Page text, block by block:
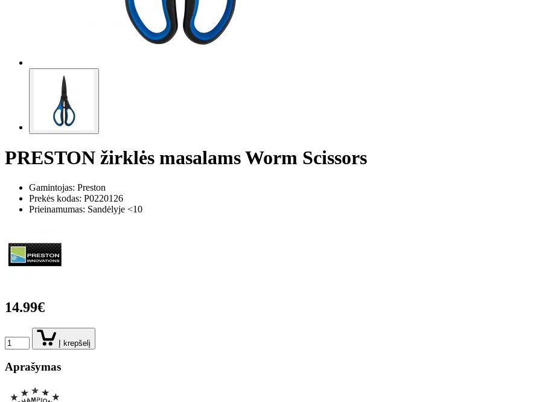
PRESTON žirklės masalams Worm Scissors
Gamintojas: Preston
Prekės kodas: P0220126
Prieinamumas: Sandėlyje <10
14.99€
Į krepšelį
Aprašymas